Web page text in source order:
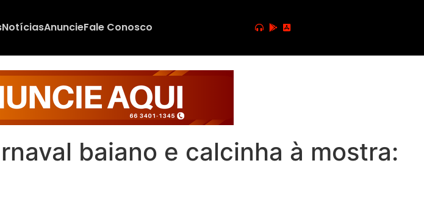
NotíciasAnuncieFale Conosco
baiano e calcinha à mostra: